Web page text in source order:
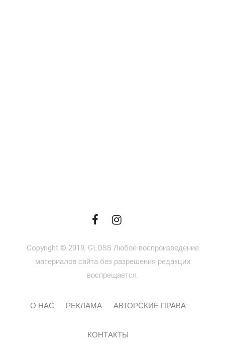
Copyright © 2019, GLOSS Любое воспроизведение
материалов сайта без разрешения редакции
воспрещается.
О НАС РЕКЛАМА АВТОРСКИЕ ПРАВА
КОНТАКТЫ